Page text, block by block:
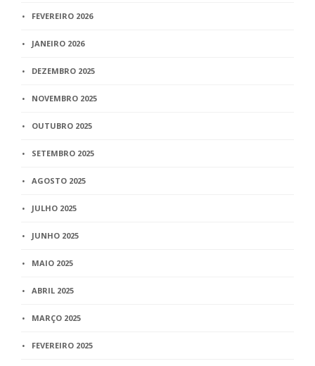
FEVEREIRO 2026
JANEIRO 2026
DEZEMBRO 2025
NOVEMBRO 2025
OUTUBRO 2025
SETEMBRO 2025
AGOSTO 2025
JULHO 2025
JUNHO 2025
MAIO 2025
ABRIL 2025
MARÇO 2025
FEVEREIRO 2025